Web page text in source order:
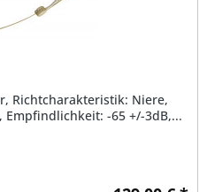
Richtcharakteristik: Niere,
Empfindlichkeit: -65 +/-3dB,...